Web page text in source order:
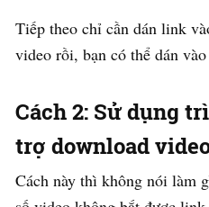
Tiếp theo chỉ cần dán link
video rồi, bạn có thể dán
Cách 2: Sử dụng
trợ download
Cách này thì không nói làm